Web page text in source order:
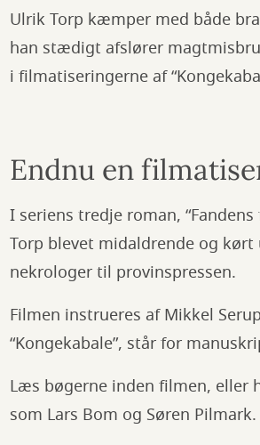
Ulrik Torp kæmper med både
han stædigt afslører
i filmatiseringerne af
Endnu en
I seriens tredje roman,
Torp blevet midaldrende og
nekrologer til provinspressen.
Filmen instrueres af Mikkel
“Kongekabale”, står for
Læs bøgerne inden filmen, eller
som Lars Bom og Søren Pilmark.